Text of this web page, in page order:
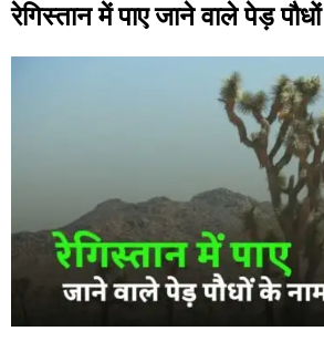
रेगिस्तान में पाए जाने वाले पेड़